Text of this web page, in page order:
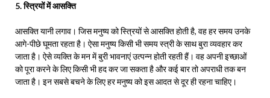
5. स्त्रियों में आसक्ति
आसक्ति यानी लगाव। जिस मनुष्य को स्त्रियों से आसक्ति होती है, वह हर समय उनके
आगे-पीछे घूमता रहता है। ऐसा मनुष्य किसी भी समय स्त्री के साथ बुरा व्यवहार कर
जाता है। ऐसे व्यक्ति के मन में बुरी भावनाएं उत्पन्न होती रहती हैं। वह अपनी इच्छाओं
को पूरा करने के लिए किसी भी हद कर जा सकता है और कई बार तो अपराधी तक बन
जाता है। इन सबसे बचने के लिए हर मनुष्य को इस आदत से दूर ही रहना चाहिए।